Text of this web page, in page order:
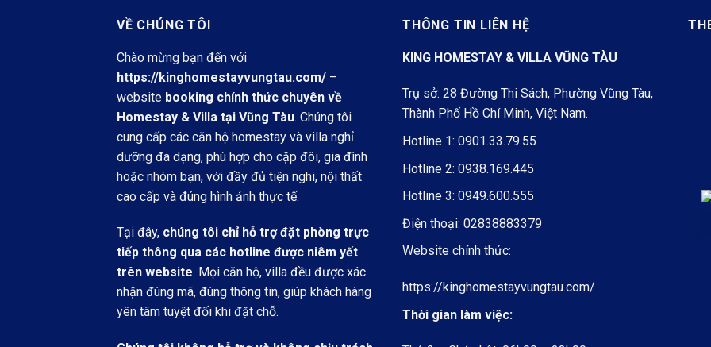
VỀ CHÚNG TÔI
Chào mừng bạn đến với
https://kinghomestayvungtau.com/ –
website booking chính thức chuyên về
Homestay & Villa tại Vũng Tàu. Chúng tôi
cung cấp các căn hộ homestay và villa nghỉ
dưỡng đa dạng, phù hợp cho cặp đôi, gia đình
hoặc nhóm bạn, với đầy đủ tiện nghi, nội thất
cao cấp và đúng hình ảnh thực tế.
Tại đây, chúng tôi chỉ hỗ trợ đặt phòng trực
tiếp thông qua các hotline được niêm yết
trên website. Mọi căn hộ, villa đều được xác
nhận đúng mã, đúng thông tin, giúp khách hàng
yên tâm tuyệt đối khi đặt chỗ.
THÔNG TIN LIÊN HỆ
KING HOMESTAY & VILLA VŨNG TÀU
Trụ sở: 28 Đường Thi Sách, Phường Vũng Tàu,
Thành Phố Hồ Chí Minh, Việt Nam.
Hotline 1: 0901.33.79.55
Hotline 2: 0938.169.445
Hotline 3: 0949.600.555
Điện thoại: 02838883379
Website chính thức:
https://kinghomestayvungtau.com/
Thời gian làm việc: